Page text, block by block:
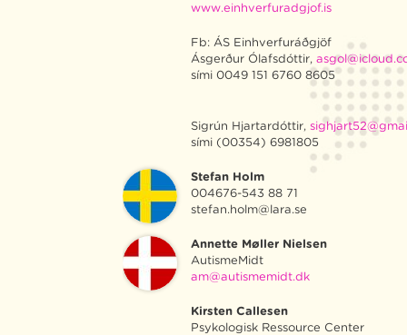
www.einhverfuradgjof.is
Fb: ÁS Einhverfuráðgjöf
Ásgerður Ólafsdóttir,
sími 0049 151 6760 8605
Sigrún Hjartardóttir,
sími (00354) 6981805
Stefan Holm
004676-543 88 71
stefan.holm@lara.se
Annette Møller Nielsen
AutismeMidt
am@autismemidt.dk
Kirsten Callesen
Psykologisk Ressource Center